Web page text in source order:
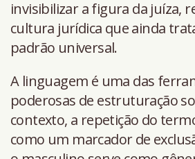
invisibilizar a figura da juíza,
cultura jurídica que ainda
padrão universal.
A linguagem é uma das
poderosas de estruturação
contexto, a repetição do
como um marcador de